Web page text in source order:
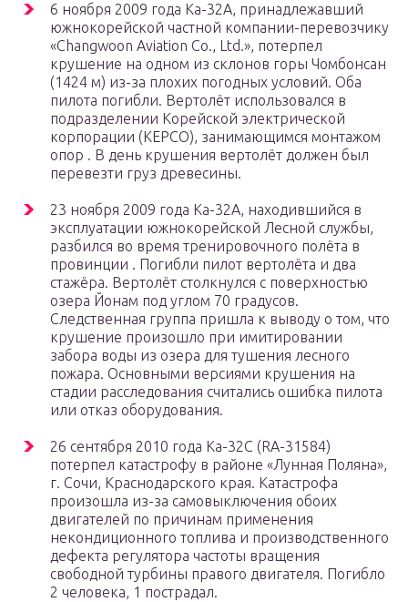
6 ноября 2009 года Ка-32А, принадлежавший
южнокорейской частной компании-перевозчику
«Changwoon Aviation Co., Ltd.», потерпел
крушение на одном из склонов горы Чомбонсан
(1424 м) из-за плохих погодных условий. Оба
пилота погибли. Вертолёт использовался в
подразделении Корейской электрической
корпорации (KEPCO), занимающимся монтажом
опор . В день крушения вертолёт должен был
перевезти груз древесины.
23 ноября 2009 года Ка-32А, находившийся в
эксплуатации южнокорейской Лесной службы,
разбился во время тренировочного полёта в
провинции . Погибли пилот вертолёта и два
стажёра. Вертолёт столкнулся с поверхностью
озера Йонам под углом 70 градусов.
Следственная группа пришла к выводу о том, что
крушение произошло при имитировании
забора воды из озера для тушения лесного
пожара. Основными версиями крушения на
стадии расследования считались ошибка пилота
или отказ оборудования.
26 сентября 2010 года Ка-32C (RA-31584)
потерпел катастрофу в районе «Лунная Поляна»,
г. Сочи, Краснодарского края. Катастрофа
произошла из-за самовыключения обоих
двигателей по причинам применения
некондиционного топлива и производственного
дефекта регулятора частоты вращения
свободной турбины правого двигателя. Погибло
2 человека, 1 пострадал.